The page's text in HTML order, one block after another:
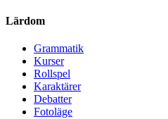
Lärdom
Grammatik
Kurser
Rollspel
Karaktärer
Debatter
Fotoläge